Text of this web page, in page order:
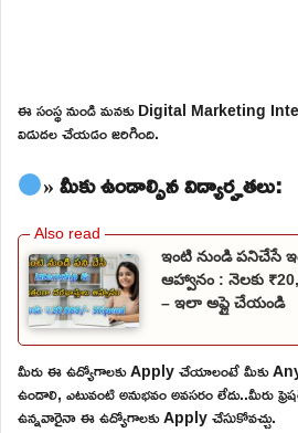
ఈ సంస్థ నుండి మనకు Digital Marketing
విడుదల చేయడం జరిగింది.
» మీకు ఉండాల్సిన విద్యార్హతలు:
ఇంటి నుండి పనిచేసే
ఆహ్వానం : నెలకు
– ఇలా అప్లై చేయండి
మీరు ఈ ఉద్యోగాలకు Apply చేయాలంటే మీకు Any
ఉండాలి, ఎటువంటి అనుభవం అవసరం లేదు..మీరు
ఉన్నవారైనా ఈ ఉద్యోగాలకు Apply చేసుకోవచ్చు.